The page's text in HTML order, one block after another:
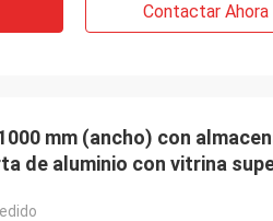
Contactar Ahora
mm (ancho) con
de aluminio con vitrina